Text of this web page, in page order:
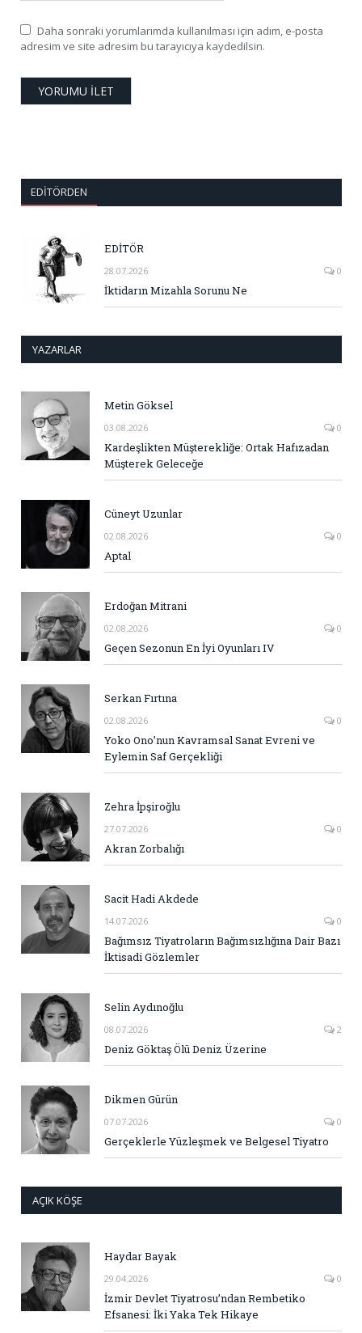
Daha sonraki yorumlarımda kullanılması için adım, e-posta
adresim ve site adresim bu tarayıcıya kaydedilsin.
EDITÖRDEN
EDİTÖR
28.07.2026 0
İktidarın Mizahla Sorunu Ne
YAZARLAR
Metin Göksel
03.08.2026 0
Kardeşlikten Müşterekliğe: Ortak Hafızadan
Müşterek Geleceğe
Cüneyt Uzunlar
02.08.2026 0
Aptal
Erdoğan Mitrani
02.08.2026 0
Geçen Sezonun En İyi Oyunları IV
Serkan Fırtına
02.08.2026 0
Yoko Ono’nun Kavramsal Sanat Evreni ve
Eylemin Saf Gerçekliği
Zehra İpşiroğlu
27.07.2026 0
Akran Zorbalığı
Sacit Hadi Akdede
14.07.2026 0
Bağımsız Tiyatroların Bağımsızlığına Dair Bazı
İktisadi Gözlemler
Selin Aydınoğlu
08.07.2026 2
Deniz Göktaş Ölü Deniz Üzerine
Dikmen Gürün
07.07.2026 0
Gerçeklerle Yüzleşmek ve Belgesel Tiyatro
AÇIK KÖŞE
Haydar Bayak
29.04.2026 0
İzmir Devlet Tiyatrosu’ndan Rembetiko
Efsanesi: İki Yaka Tek Hikaye